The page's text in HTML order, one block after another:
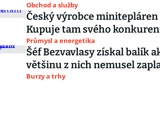
Obchod a služby
Český výrobce
Kupuje tam svého
Průmysl a energetika
Šéf Bezvavlasy získal balík
většinu z nich nemusel
Burzy a trhy